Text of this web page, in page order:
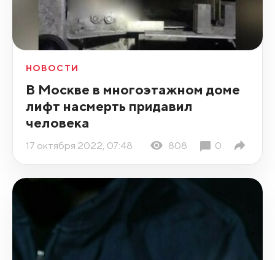
НОВОСТИ
В Москве в многоэтажном доме
лифт насмерть придавил
человека
17 октября 2022, 07:48 808 0